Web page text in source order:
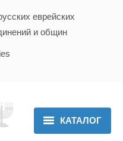
еврейских
и общин
КАТАЛОГ